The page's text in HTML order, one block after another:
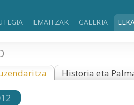
EMAITZAK GALERIA
Historia eta